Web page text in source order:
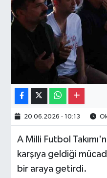
20.06.2026 - 10:13
A Milli Futbol
karşıya geldiği
bir araya getirdi.